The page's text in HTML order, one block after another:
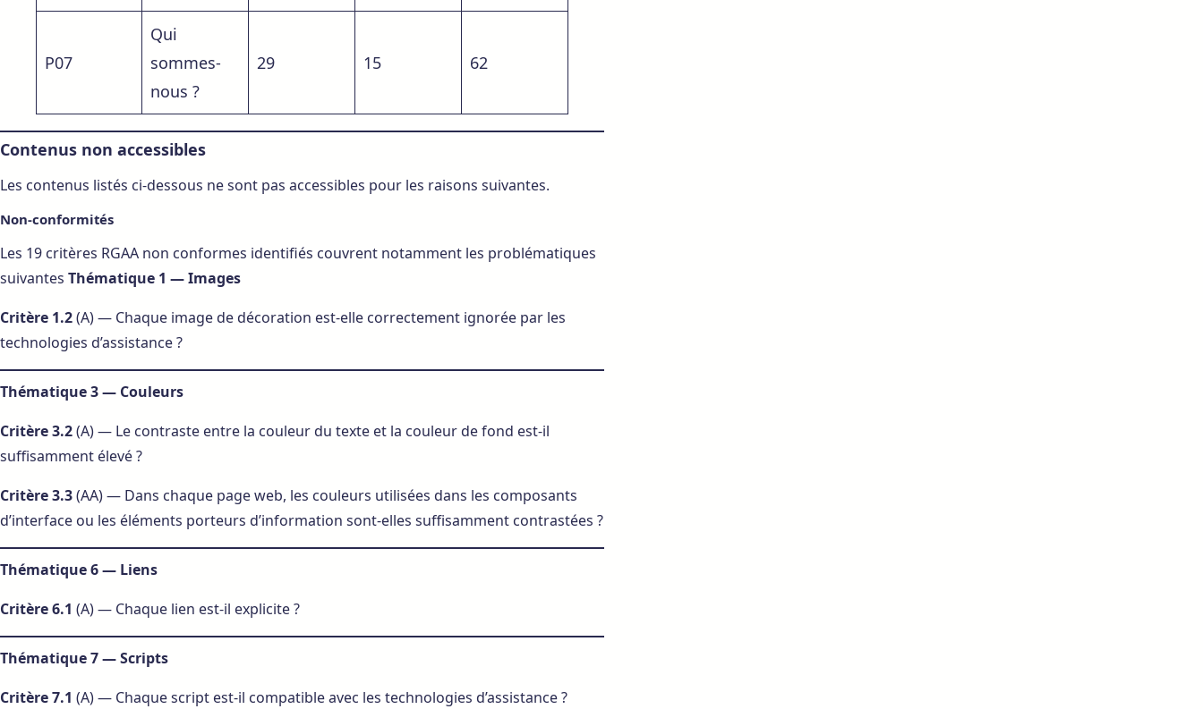
P07
Qui
sommes-
nous ?
29 15 62
Contenus non accessibles
Les contenus listés ci-dessous ne sont pas accessibles pour les raisons suivantes.
Non-conformités
Les 19 critères RGAA non conformes identifiés couvrent notamment les problématiques
suivantes Thématique 1 — Images
Critère 1.2(A) — Chaque image de décoration est-elle correctement ignorée par les
technologies d’assistance ?
Thématique 3 — Couleurs
Critère 3.2(A) — Le contraste entre la couleur du texte et la couleur de fond est-il
suffisamment élevé ?
Critère 3.3(AA) — Dans chaque page web, les couleurs utilisées dans les composants
d’interface ou les éléments porteurs d’information sont-elles suffisamment contrastées ?
Thématique 6 — Liens
Critère 6.1 (A) — Chaque lien est-il explicite ?
Thématique 7 — Scripts
Critère 7.1 (A) — Chaque script est-il compatible avec les technologies d’assistance ?